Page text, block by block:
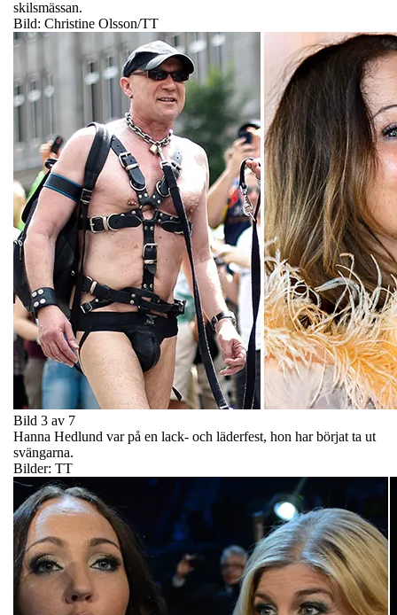
skilsmässan.
Bild: Christine Olsson/TT
Bild 3 av 7
Hanna Hedlund var på en lack- och läderfest, hon har börjat ta ut
svängarna.
Bilder: TT